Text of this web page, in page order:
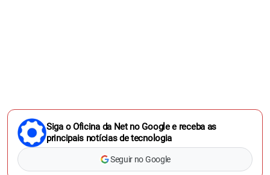
Siga o Oficina da Net no Google e receba as
principais notícias de tecnologia
Seguir no Google